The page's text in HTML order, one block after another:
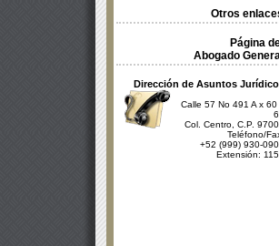
Otros
Página
Abogado
Dirección de Asuntos
Calle 57 No 491 A x 60
Col. Centro, C.P.
Teléfono/
+52 (999) 930-
Extensión: